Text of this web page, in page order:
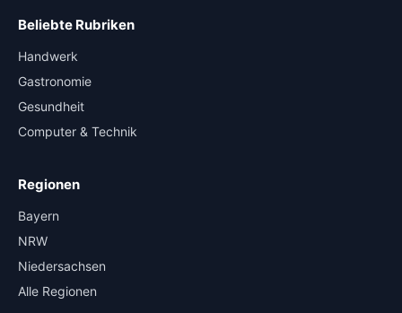
Beliebte Rubriken
Handwerk
Gastronomie
Gesundheit
Computer & Technik
Regionen
Bayern
NRW
Niedersachsen
Alle Regionen